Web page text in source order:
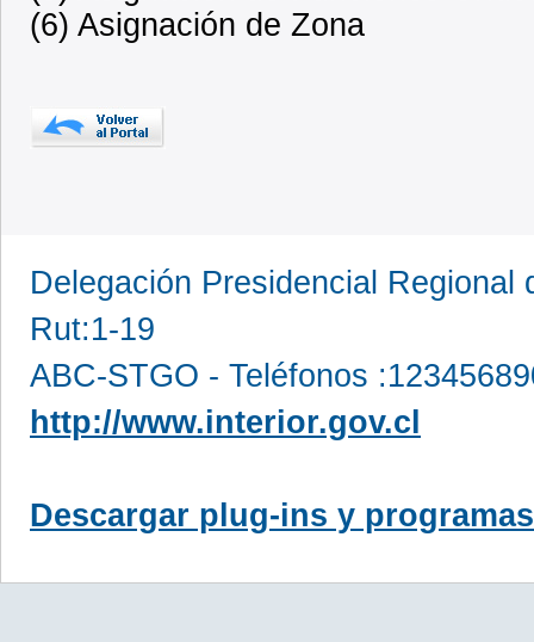
(6) Asignación de Zona
Delegación Presidencial Regional
Rut:1-19
ABC-STGO - Teléfonos
http://www.interior.gov.cl
Descargar plug-ins y